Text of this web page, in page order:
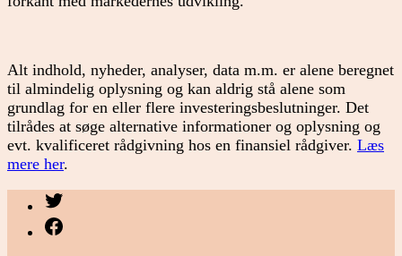
Alt indhold, nyheder, analyser, data m.m. er alene beregnet
til almindelig oplysning og kan aldrig stå alene som
grundlag for en eller flere investeringsbeslutninger. Det
tilrådes at søge alternative informationer og oplysning og
evt. kvalificeret rådgivning hos en finansiel rådgiver. Læs
mere her.